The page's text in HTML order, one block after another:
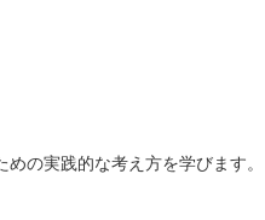
の実践的な考え方を学びます。